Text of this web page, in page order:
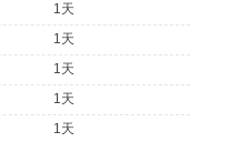
1天
1天
1天
1天
1天